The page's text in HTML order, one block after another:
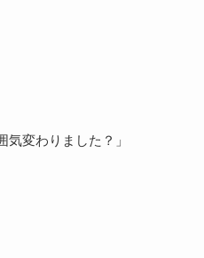
気変わりました？」